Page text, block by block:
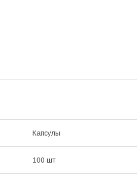
Капсулы
100 шт